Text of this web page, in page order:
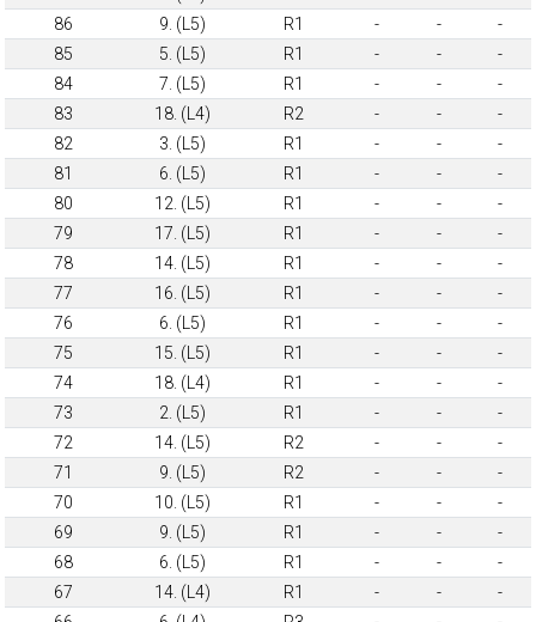
86
9. (L5) R1 - -
-
85
5. (L5) R1 - -
-
84
7. (L5) R1 - -
-
83
18. (L4) R2 - -
-
82
3. (L5) R1 - -
-
81
6. (L5) R1 - -
-
80
12. (L5) R1 - -
-
79
17. (L5) R1 - -
-
78
14. (L5) R1 - -
-
77
16. (L5) R1 - -
-
76
6. (L5) R1 - -
-
75
15. (L5) R1 - -
-
74
18. (L4) R1 - -
-
73
2. (L5) R1 - -
-
72
14. (L5) R2 - -
-
71
9. (L5) R2 - -
-
70
10. (L5) R1 - -
-
69
9. (L5) R1 - -
-
68
6. (L5) R1 - -
-
67
14. (L4) R1 - -
-